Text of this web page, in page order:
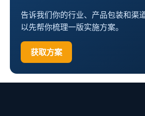
告诉我们你的行业、产品包装和渠
以先帮你梳理一版实施方案。
获取方案